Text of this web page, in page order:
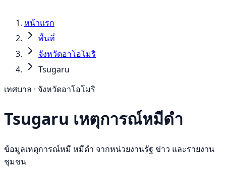
หน้าแรก
พื้นที่
จังหวัดอาโอโมริ
Tsugaru
เทศบาล · จังหวัดอาโอโมริ
Tsugaru เหตุการณ์หมีดำ
ข้อมูลเหตุการณ์หมี หมีดำ จากหน่วยงานรัฐ ข่าว และรายงาน
ชุมชน